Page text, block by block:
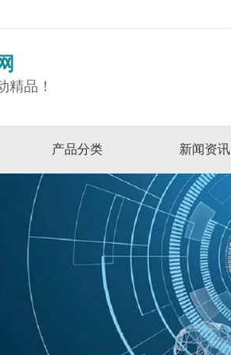
精品！
产品分类 新闻资讯